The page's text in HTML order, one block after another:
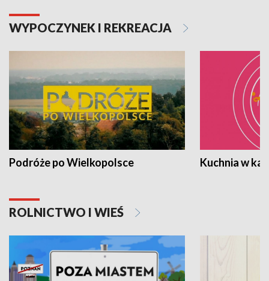
WYPOCZYNEK I REKREACJA
Podróże po Wielkopolsce Kuchnia w
ROLNICTWO I WIEŚ